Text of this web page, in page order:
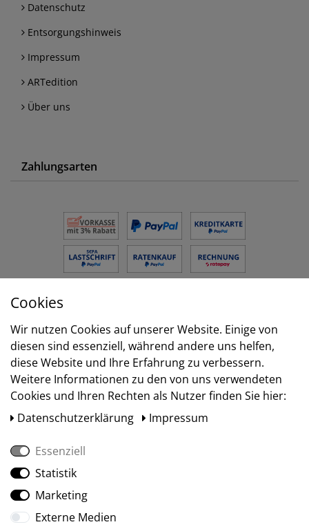
Datenschutz
Entsorgungshinweis
Impressum
ARTedition
Über uns
Zahlungsarten
Versand
Social Media
Cookies
Wir nutzen Cookies auf unserer Website. Einige von
diesen sind essenziell, während andere uns helfen,
diese Website und Ihre Erfahrung zu verbessern.
Weitere Informationen zu den von uns verwendeten
Cookies und Ihren Rechten als Nutzer finden Sie hier:
Daten­schutz­erklärung
Impressum
Essenziell
Statistik
Marketing
Externe Medien